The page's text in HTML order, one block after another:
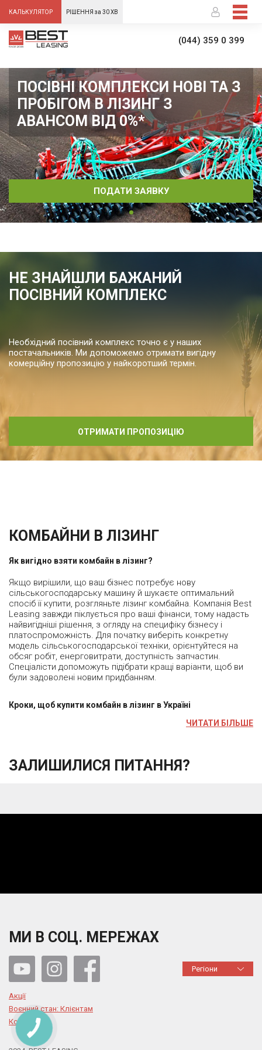
КАЛЬКУЛЯТОР РІШЕННЯ за 30 ХВ
(044) 359 0 399
ПОСІВНІ КОМПЛЕКСИ НОВІ ТА З
ПРОБІГОМ В ЛІЗИНГ З
АВАНСОМ ВІД 0%*
ПОДАТИ ЗАЯВКУ
НЕ ЗНАЙШЛИ БАЖАНИЙ
ПОСІВНИЙ КОМПЛЕКС
Необхідний посівний комплекс точно є у наших
постачальників. Ми допоможемо отримати вигідну
комерційну пропозицію у найкоротший термін.
ОТРИМАТИ ПРОПОЗИЦІЮ
КОМБАЙНИ В ЛІЗИНГ
Як вигідно взяти комбайн в лізинг?
Якщо вирішили, що ваш бізнес потребує нову
сільськогосподарську машину й шукаєте оптимальний
спосіб її купити, розгляньте лізинг комбайна. Компанія Best
Leasing завжди піклується про ваші фінанси, тому надасть
найвигідніші рішення, з огляду на специфіку бізнесу і
платоспроможність. Для початку виберіть конкретну
модель сільськогосподарської техніки, орієнтуйтеся на
обсяг робіт, енерговитрати, доступність запчастин.
Спеціалісти допоможуть підібрати кращі варіанти, щоб ви
були задоволені новим придбанням.
Кроки, щоб купити комбайн в лізинг в Україні
ЧИТАТИ БІЛЬШЕ
ЗАЛИШИЛИСЯ ПИТАННЯ?
МИ В СОЦ. МЕРЕЖАХ
Регіони
Акції
Воєнний стан: Клієнтам
Контакти